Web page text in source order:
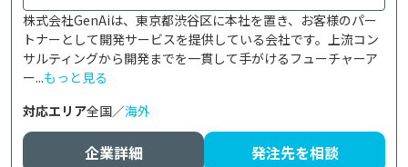
株式会社GenAiは、東京都渋谷区に本社を置き、お客様のパー
トナーとして開発サービスを提供している会社です。上流コン
サルティングから開発までを一貫して手がけるフューチャーア
ー...もっと見る
対応エリア全国／海外
企業詳細 発注先を相談